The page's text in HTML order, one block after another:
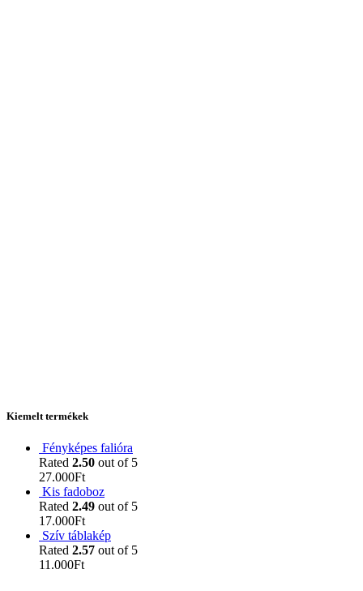
Kiemelt termékek
Fényképes falióra
Rated 2.50 out of 5
27.000Ft
Kis fadoboz
Rated 2.49 out of 5
17.000Ft
Szív táblakép
Rated 2.57 out of 5
11.000Ft